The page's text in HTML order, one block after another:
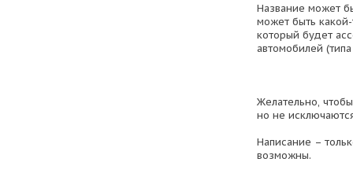
Название может
может быть
который будет
автомобилей
Желательно,
но не
Написание –
возможны.